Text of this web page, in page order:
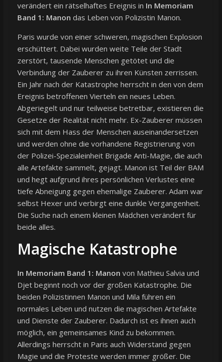
verändert ein rätselhaftes Ereignis in In Memoriam
Band 1: Manon das Leben von Polizistin Manon.
Paris wurde von einer schweren, magischen Explosion
erschüttert. Dabei wurden weite Teile der Stadt
zerstört, tausende Menschen getötet und die
Verbindung der Zauberer zu ihren Künsten zerrissen.
Ein Jahr nach der Katastrophe herrscht in den von dem
Ereignis betroffenen Vierteln ein neues Leben.
Abgeriegelt und nur teilweise betretbar, existieren die
Gesetze der Realität nicht mehr. Ex-Zauberer müssen
sich mit dem Hass der Menschen auseinandersetzen
und werden ohne die vorhandene Registrierung von
der Polizei-Spezialeinheit Brigade Anti-Magie, die auch
alle Artefakte sammelt, gejagt. Manon ist Teil der BAM
und hegt aufgrund ihres persönlichen Verlustes eine
tiefe Abneigung gegen ehemalige Zauberer. Adam war
selbst Hexer und verbirgt eine dunkle Vergangenheit.
Die Suche nach einem kleinen Mädchen verändert für
beide alles.
Magische Katastrophe
In Memoriam Band 1: Manon von Mathieu Salvia und
Djet beginnt noch vor der großen Katastrophe. Die
beiden Polizistinnen Manon und Mila führen ein
normales Leben und nutzen die magischen Artefakte
und Dienste der Zauberer. Dadurch ist es ihnen auch
möglich, ein gemeinsames Kind zu bekommen.
Allerdings herrscht in Paris auch Widerstand gegen
Magie und die Proteste werden immer größer. Die